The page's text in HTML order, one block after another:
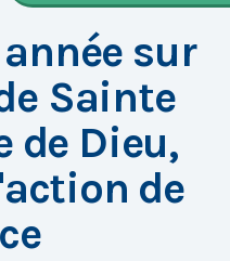
sur
Sainte
de Dieu,
de